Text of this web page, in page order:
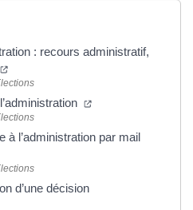
: recours administratif,
à l’administration par mail
d’une décision